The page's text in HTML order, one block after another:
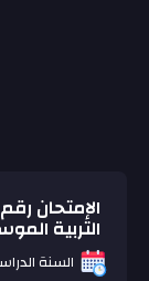
التربية
السنة